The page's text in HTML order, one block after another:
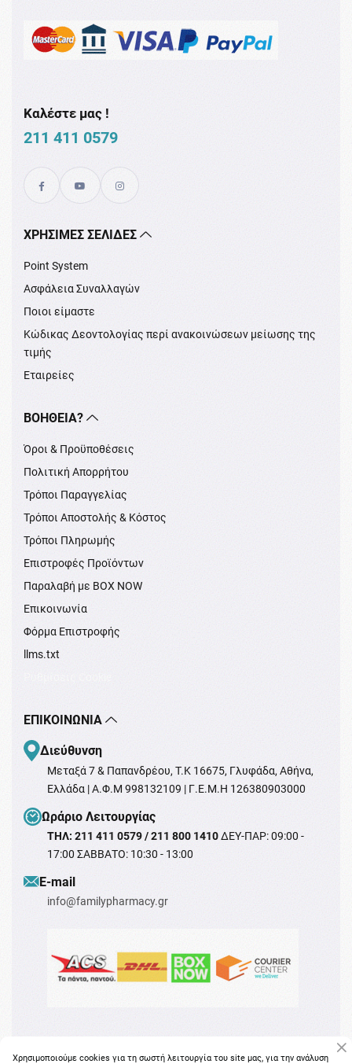
Καλέστε μας !
211 411 0579
XΡΉΣΙΜΕΣ ΣΕΛΊΔΕΣ
Point System
Ασφάλεια Συναλλαγών
Ποιοι είμαστε
Κώδικας Δεοντολογίας περί ανακοινώσεων μείωσης της
τιμής
Εταιρείες
ΒΟΉΘΕΙΑ?
Όροι & Προϋποθέσεις
Πολιτική Απορρήτου
Τρόποι Παραγγελίας
Τρόποι Αποστολής & Κόστος
Τρόποι Πληρωμής
Επιστροφές Προϊόντων
Παραλαβή με BOX NOW
Επικοινωνία
Φόρμα Επιστροφής
llms.txt
ΕΠΙΚΟΙΝΩΝΊΑ
Διεύθυνση
Μεταξά 7 & Παπανδρέου, T.K 16675, Γλυφάδα, Αθήνα,
Ελλάδα | Α.Φ.Μ 998132109 | Γ.Ε.Μ.Η 126380903000
Ωράριο Λειτουργίας
ΤΗΛ: 211 411 0579 / 211 800 1410ΔΕΥ-ΠΑΡ: 09:00 -
17:00 ΣΑΒΒΑΤΟ: 10:30 - 13:00
Ε-mail
info@familypharmacy.gr
Χρησιμοποιούμε cookies για τη σωστή λειτουργία του site μας, για την ανάλυση